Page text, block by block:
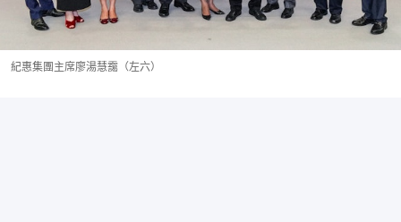
紀惠集團主席廖湯慧靄（左六）